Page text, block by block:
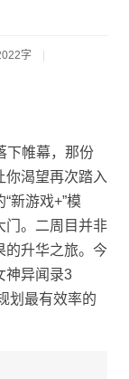
字
下帷幕，那份
你渴望再次踏入
新游戏+”模
门。二周目并非
的升华之旅。今
神异闻录3
划最有效率的